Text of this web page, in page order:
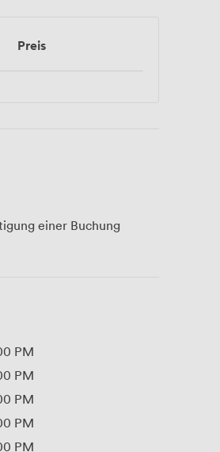
Preis
einer Buchung
PM
PM
PM
PM
PM